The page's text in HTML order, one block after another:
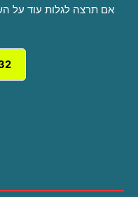
אם תרצה לגלות עוד על